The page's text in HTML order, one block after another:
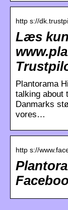
http s://
Læs
Plantorama
talking about
Danmarks
vores…
http s://